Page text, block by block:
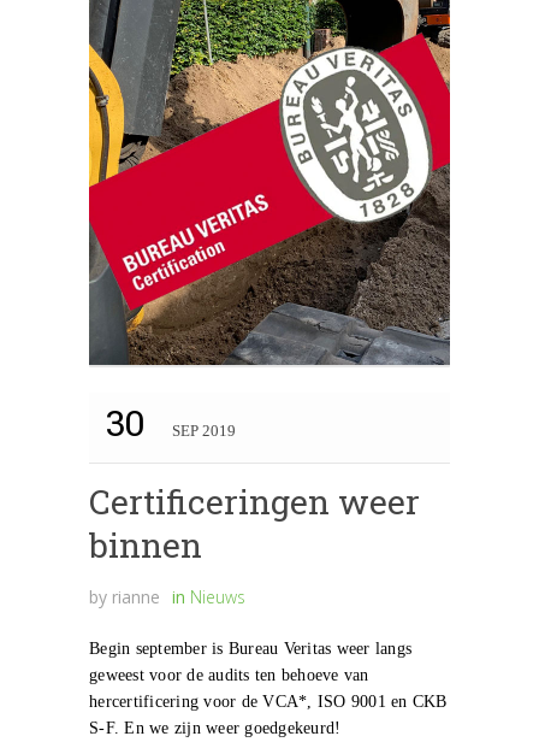
30 SEP 2019
Certificeringen weer
binnen
by rianne in Nieuws
Begin september is Bureau Veritas weer langs
geweest voor de audits ten behoeve van
hercertificering voor de VCA*, ISO 9001 en CKB
S-F. En we zijn weer goedgekeurd!